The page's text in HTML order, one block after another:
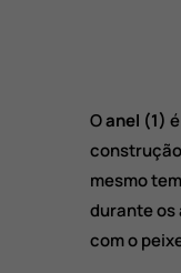
Oanel (1)
mesmo
durante os
com o